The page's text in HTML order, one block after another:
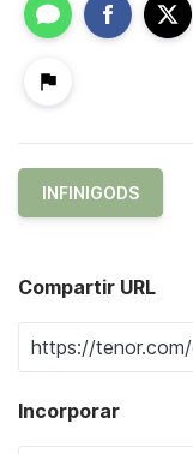
INFINIGODS
Compartir URL
Incorporar